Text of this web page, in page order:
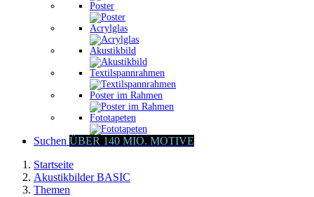
Poster
Acrylglas
Akustikbild
Textilspannrahmen
Poster im Rahmen
Fototapeten
Suchen ÜBER 140 MIO. MOTIVE
Startseite
Akustikbilder BASIC
Themen